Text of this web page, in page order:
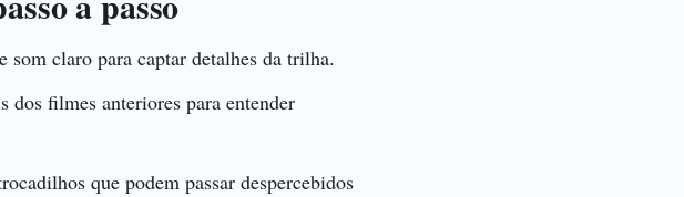
claro para captar detalhes da trilha.
dos filmes anteriores para entender
que podem passar despercebidos